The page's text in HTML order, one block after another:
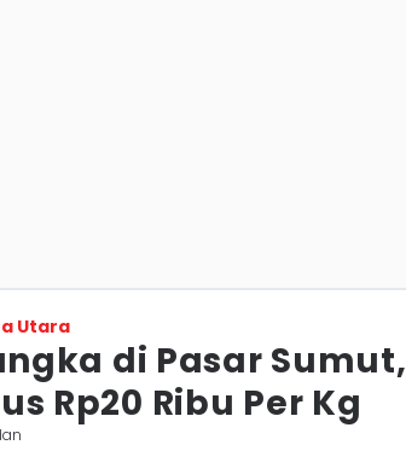
Utara
di Pasar Sumut,
Rp20 Ribu Per Kg